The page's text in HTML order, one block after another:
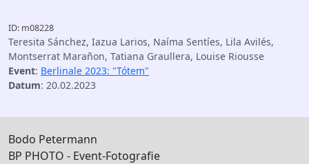
ID: m08228
Teresita Sánchez, Iazua Larios, Naíma Sentíes, Lila Avilés,
Montserrat Marañon, Tatiana Graullera, Louise Riousse
Event: Berlinale 2023: "Tótem"
Datum: 20.02.2023
Bodo Petermann
BP PHOTO - Event-Fotografie